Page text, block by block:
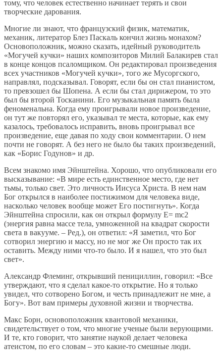
тому, что человек естественно начинает терять и свои
творческие дарования.
Многие ли знают, что французский физик, математик,
механик, литератор Блез Паскаль кончил жизнь монахом?
Основоположник, можно сказать, идейный руководитель
«Могучей кучки» наших композиторов Милий Балакирев стал
в конце концов псаломщиком. Он редактировал произведения
всех участников «Могучей кучки», того же Мусоргского,
направлял, подсказывал. Говорят, если бы он стал пианистом,
то превзошел бы Шопена. А если бы стал дирижером, то это
был бы второй Тосканини. Его музыкальная память была
феноменальна. Когда ему проигрывали новое произведение,
он тут же повторял его, указывал те места, которые, как ему
казалось, требовалось исправить, вновь проигрывал все
произведение, еще давая по ходу свои комментарии. О нем
почти не говорят. А без него не было бы таких произведений,
как «Борис Годунов» и др.
Всем знакомо имя Эйнштейна. Хорошо, что опубликовали его
высказывание: «В мире есть единственное место, где нет
тьмы, только свет. Это личность Иисуса Христа. В нем нам
Бог открылся в наиболее постижимом для человека виде,
насколько человек вообще может Его постигнуть». Когда
Эйнштейна спросили, как он открыл формулу E= mc2
(энергия равна массе тела, умноженной на квадрат скорости
света в вакууме. – Ред.), он ответил: «Я заметил, что Бог
сотворил энергию и массу, но не мог же Он просто так их
оставить. Между ними что-то было. И я нашел, что это был
свет».
Александр Флеминг, открывший пенициллин, говорил: «Все
утверждают, что я сделал какое-то открытие. Но я только
увидел, что сотворено Богом, и честь принадлежит не мне, а
Богу». Вот вам примеры духовной жизни и творчества.
Макс Борн, основоположник квантовой механики,
свидетельствует о том, что многие ученые были верующими.
И те, кто говорит, что занятие наукой делает человека
атеистом, по его словам – это какие-то смешные люди.